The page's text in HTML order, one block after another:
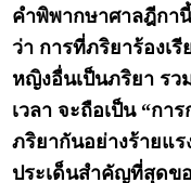
คำพิพากษาศาลฎีกา
ว่า การที่ภริยาร้องเ
หญิงอื่นเป็นภริยา รว
เวลา จะถือเป็น “กา
ภริยากันอย่างร้ายแ
ประเด็นสำคัญที่สุดข